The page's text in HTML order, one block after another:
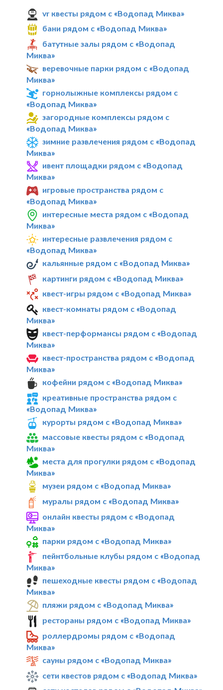
vr квесты рядом с «Водопад Миква»
бани рядом с «Водопад Миква»
батутные залы рядом с «Водопад
Миква»
веревочные парки рядом с «Водопад
Миква»
горнолыжные комплексы рядом с
«Водопад Миква»
загородные комплексы рядом с
«Водопад Миква»
зимние развлечения рядом с «Водопад
Миква»
ивент площадки рядом с «Водопад
Миква»
игровые пространства рядом с
«Водопад Миква»
интересные места рядом с «Водопад
Миква»
интересные развлечения рядом с
«Водопад Миква»
кальянные рядом с «Водопад Миква»
картинги рядом с «Водопад Миква»
квест-игры рядом с «Водопад Миква»
квест-комнаты рядом с «Водопад
Миква»
квест-перформансы рядом с «Водопад
Миква»
квест-пространства рядом с «Водопад
Миква»
кофейни рядом с «Водопад Миква»
креативные пространства рядом с
«Водопад Миква»
курорты рядом с «Водопад Миква»
массовые квесты рядом с «Водопад
Миква»
места для прогулки рядом с «Водопад
Миква»
музеи рядом с «Водопад Миква»
муралы рядом с «Водопад Миква»
онлайн квесты рядом с «Водопад
Миква»
парки рядом с «Водопад Миква»
пейнтбольные клубы рядом с «Водопад
Миква»
пешеходные квесты рядом с «Водопад
Миква»
пляжи рядом с «Водопад Миква»
рестораны рядом с «Водопад Миква»
роллердромы рядом с «Водопад
Миква»
сауны рядом с «Водопад Миква»
сети квестов рядом с «Водопад Миква»